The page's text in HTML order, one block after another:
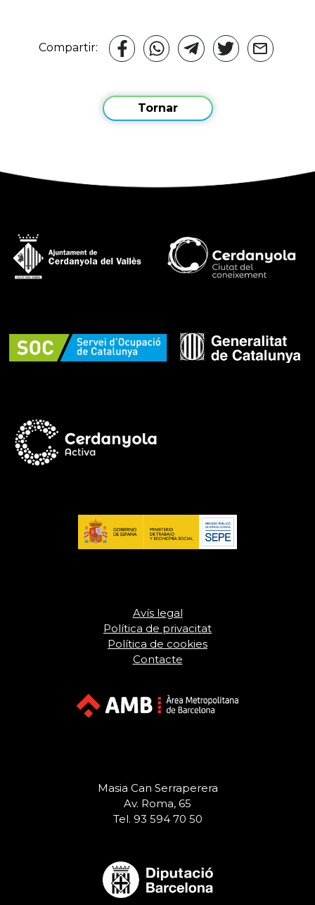
Compartir:
Tornar
Avís legal
Política de privacitat
Política de cookies
Contacte
Masia Can Serraperera
Av. Roma, 65
Tel. 93 594 70 50